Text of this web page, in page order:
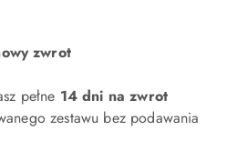
zwrot
pełne 14 dni na zwrot
zestawu bez podawania